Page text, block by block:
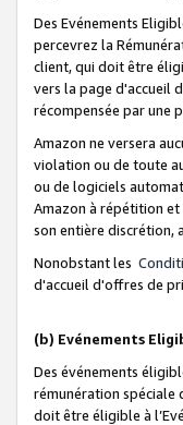
Des Evénements
percevrez la
client, qui doit être
vers la page d'accueil
récompensée par une
Amazon ne versera
violation ou de toute
ou de logiciels
Amazon à répétition et
son entière discrétion,
Nonobstant les
d'accueil d'offres de
(b) Evénements
Des événements
rémunération spéciale
doit être éligible à